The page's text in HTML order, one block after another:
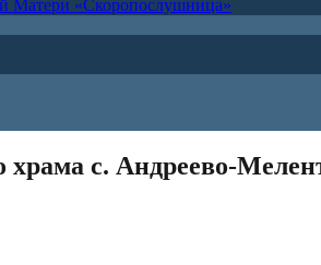
Матери «Скоропослушница»
с. Андреево-